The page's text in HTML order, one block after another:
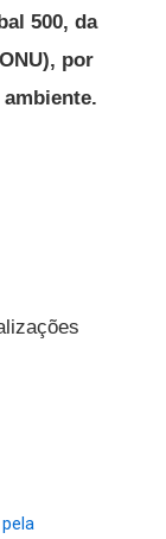
500, da
por